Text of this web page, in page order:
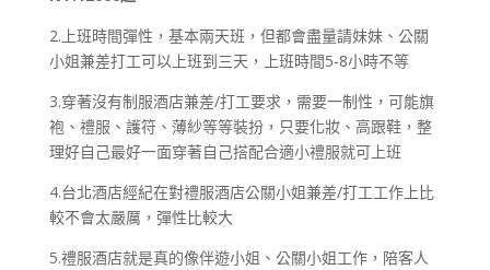
2.上班時間彈性，基本兩天班，但都會盡量請妹妹、公關
小姐兼差打工可以上班到三天，上班時間5-8小時不等
3.穿著沒有制服酒店兼差/打工要求，需要一制性，可能旗
袍、禮服、護符、薄紗等等裝扮，只要化妝、高跟鞋，整
理好自己最好一面穿著自己搭配合適小禮服就可上班
4.台北酒店經紀在對禮服酒店公關小姐兼差/打工工作上比
較不會太嚴厲，彈性比較大
5.禮服酒店就是真的像伴遊小姐、公關小姐工作，陪客人